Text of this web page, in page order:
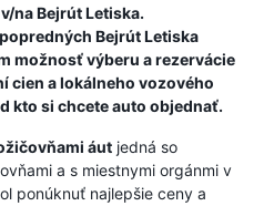
naBejrút Letiska.
Bejrút Letiska
možnosť výberu a rezervácie
cien a lokálneho vozového
kto si chcete auto objednať.
áut jedná so
a s miestnymi orgánmi v
ponúknuť najlepšie ceny a